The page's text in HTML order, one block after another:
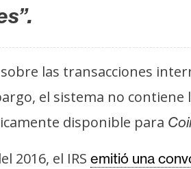
las transacciones
el sistema no
disponible para
2016, el IRS emitió una